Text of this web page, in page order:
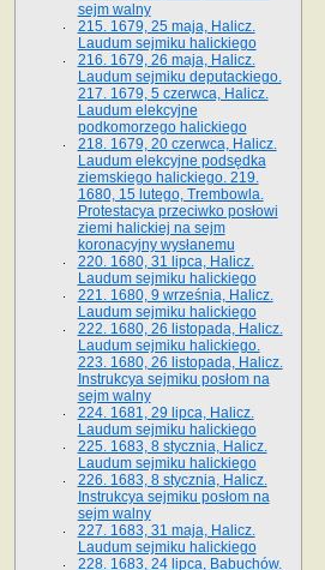
sejm walny
215. 1679, 25 maja, Halicz.
Laudum sejmiku halickiego
216. 1679, 26 maja, Halicz.
Laudum sejmiku deputackiego.
217. 1679, 5 czerwca, Halicz.
Laudum elekcyjne
podkomorzego halickiego
218. 1679, 20 czerwca, Halicz.
Laudum elekcyjne podsędka
ziemskiego halickiego. 219.
1680, 15 lutego, Trembowla.
Protestacya przeciwko posłowi
ziemi halickiej na sejm
koronacyjny wysłanemu
220. 1680, 31 lipca, Halicz.
Laudum sejmiku halickiego
221. 1680, 9 września, Halicz.
Laudum sejmiku halickiego
222. 1680, 26 listopada, Halicz.
Laudum sejmiku halickiego.
223. 1680, 26 listopada, Halicz.
Instrukcya sejmiku posłom na
sejm walny
224. 1681, 29 lipca, Halicz.
Laudum sejmiku halickiego
225. 1683, 8 stycznia, Halicz.
Laudum sejmiku halickiego
226. 1683, 8 stycznia, Halicz.
Instrukcya sejmiku posłom na
sejm walny
227. 1683, 31 maja, Halicz.
Laudum sejmiku halickiego
228. 1683, 24 lipca, Babuchów.